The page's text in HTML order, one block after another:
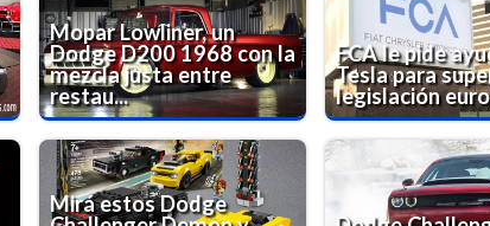
Mopar Lowliner, un
Dodge D200 1968 con la
mezcla justa entre
restau...
FCA le pide
Tesla para
legislación
Mirá estos Dodge